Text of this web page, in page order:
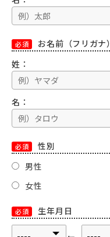
必須
お名前（フリガナ）
姓：
名：
必須
性別
男性
女性
必須 生年月日